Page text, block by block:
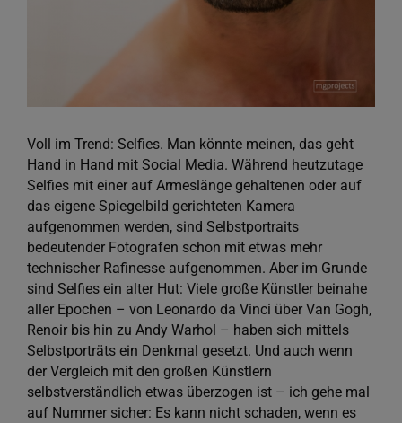
Voll im Trend: Selfies. Man könnte meinen, das geht
Hand in Hand mit Social Media. Während heutzutage
Selfies mit einer auf Armeslänge gehaltenen oder auf
das eigene Spiegelbild gerichteten Kamera
aufgenommen werden, sind Selbstportraits
bedeutender Fotografen schon mit etwas mehr
technischer Rafinesse aufgenommen. Aber im Grunde
sind Selfies ein alter Hut: Viele große Künstler beinahe
aller Epochen – von Leonardo da Vinci über Van Gogh,
Renoir bis hin zu Andy Warhol – haben sich mittels
Selbstporträts ein Denkmal gesetzt. Und auch wenn
der Vergleich mit den großen Künstlern
selbstverständlich etwas überzogen ist – ich gehe mal
auf Nummer sicher: Es kann nicht schaden, wenn es